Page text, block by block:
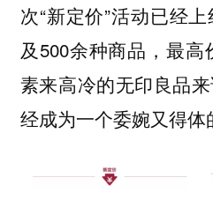
次“新定价”活动已经
及500余种商品，最
素来高冷的无印良品
经成为一个委婉又得体